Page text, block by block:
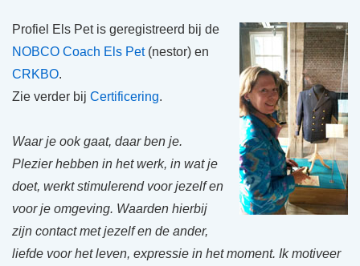
Profiel Els Pet is geregistreerd bij de
NOBCO Coach Els Pet(nestor) en
CRKBO.
Zie verder bij Certificering.
Waar je ook gaat, daar ben je.
Plezier hebben in het werk, in wat je
doet, werkt stimulerend voor jezelf en
voor je omgeving. Waarden hierbij
zijn contact met jezelf en de ander,
liefde voor het leven, expressie in het moment. Ik motiveer